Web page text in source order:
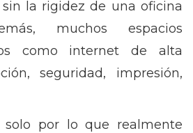
la rigidez de una oficina
muchos espacios
como internet de alta
seguridad, impresión,
solo por lo que realmente